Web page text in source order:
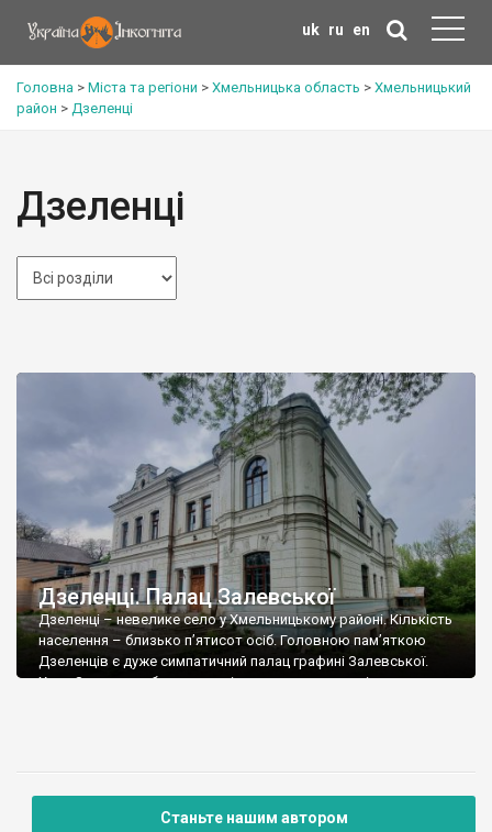
uk ru en
Головна > Міста та регіони > Хмельницька область > Хмельницький
район > Дзеленці
Дзеленці
Дзеленці. Палац Залевської
Дзеленці – невелике село у Хмельницькому районі. Кількість
населення – близько п’ятисот осіб. Головною пам’яткою
Дзеленців є дуже симпатичний палац графині Залевської.
Хоча Залевська була одним із чергових власників, а почав
Станьте нашим автором